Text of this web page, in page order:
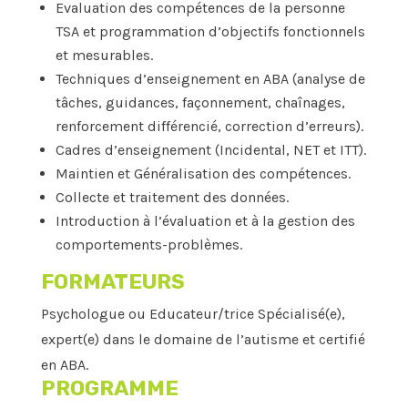
Evaluation des compétences de la personne
TSA et programmation d’objectifs fonctionnels
et mesurables.
Techniques d’enseignement en ABA (analyse de
tâches, guidances, façonnement, chaînages,
renforcement différencié, correction d’erreurs).
Cadres d’enseignement (Incidental, NET et ITT).
Maintien et Généralisation des compétences.
Collecte et traitement des données.
Introduction à l’évaluation et à la gestion des
comportements-problèmes.
FORMATEURS
Psychologue ou Educateur/trice Spécialisé(e),
expert(e) dans le domaine de l’autisme et certifié
en ABA.
PROGRAMME